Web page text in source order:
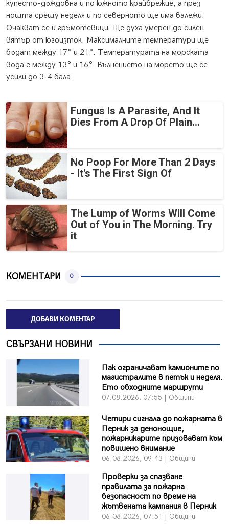
купесто-дъждовна и по южното крайбрежие, а през
нощта срещу неделя и по северното ще има валежи.
Очакват се и гръмотевици. Ще духа умерен до силен
вятър от югоизток. Максималните температури ще
бъдат между 17° и 21°. Температурата на морската
вода е между 13° и 16°. Вълнението на морето ще се
усили до 3-4 бала.
Fungus Is A Parasite, And It
Dies From A Drop Of Plain...
No Poop For More Than 2 Days
- It's The First Sign Of
The Lump of Worms Will Come
Out of You in The Morning. Try
it
КОМЕНТАРИ 0
ДОБАВИ КОМЕНТАР
СВЪРЗАНИ НОВИНИ
Пак ограничават камионите по
магистралите в петък и неделя.
Ето обходните маршрути
07.08.2026, 07:55 | Общини
Четири сигнала до пожарната в
Перник за денонощие,
пожарникарите призовават към
повишено внимание
06.08.2026, 09:43 | Общини
Проверки за спазване
правилата за пожарна
безопасност по време на
жътвената кампания в Перник
06.08.2026, 07:51 | Общини